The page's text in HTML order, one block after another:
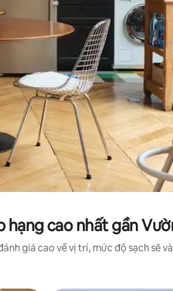
cao nhất gần
giá cao về vị trí, mức độ sạch sẽ